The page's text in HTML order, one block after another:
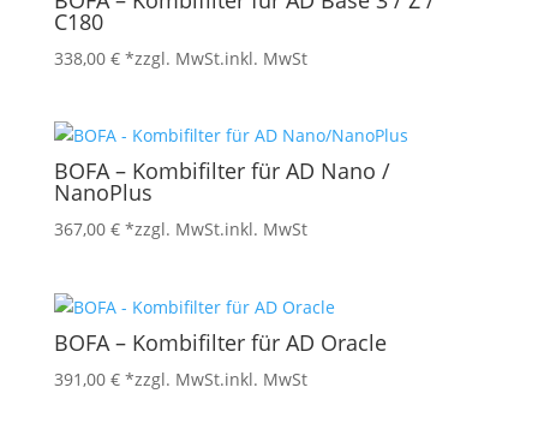
C180
338,00 € *zzgl. MwSt.inkl. MwSt
BOFA – Kombifilter für AD Nano /
NanoPlus
367,00 € *zzgl. MwSt.inkl. MwSt
BOFA – Kombifilter für AD Oracle
391,00 € *zzgl. MwSt.inkl. MwSt